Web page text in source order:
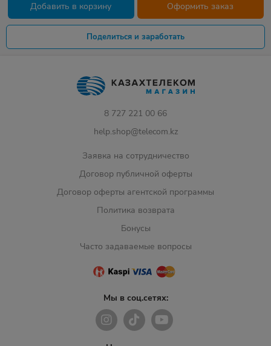
Добавить в корзину Оформить заказ
Поделиться и заработать
8 727 221 00 66
help.shop@telecom.kz
Заявка на сотрудничество
Договор публичной оферты
Договор оферты агентской программы
Политика возврата
Бонусы
Часто задаваемые вопросы
Мы в соц.сетях: